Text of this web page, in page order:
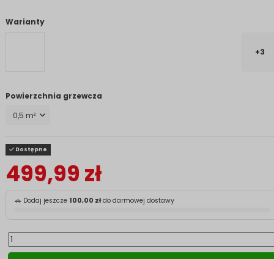
Warianty
+3
Powierzchnia grzewcza
Dostępne
499,99 zł
🚗 Dodaj jeszcze 100,00 złdo darmowej dostawy